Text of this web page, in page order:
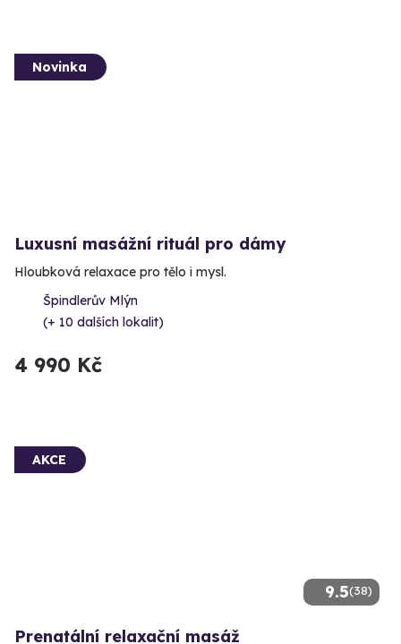
Novinka
Luxusní masážní rituál pro dámy
Hloubková relaxace pro tělo i mysl.
Špindlerův Mlýn
(+ 10 dalších lokalit)
4 990 Kč
9.5(38)
AKCE
Prenatální relaxační masáž